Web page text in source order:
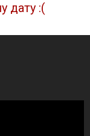
дату :(